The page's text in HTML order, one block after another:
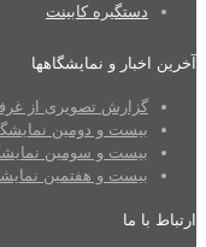
دستگیره کابینت
آخرین اخبار و نمایشگاهها
گزارش تصویری از
بیست و دومین
بیست و سومین
بیست و هفتمین
ارتباط با ما